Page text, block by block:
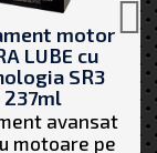
motor
LUBE cu
SR3
237ml
avansat
motoare pe